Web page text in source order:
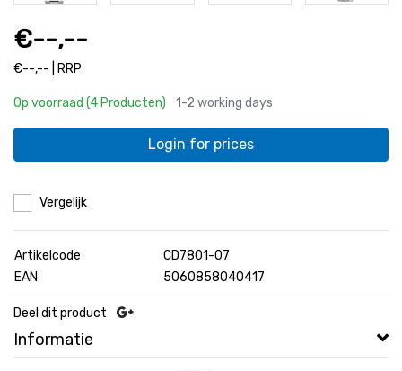
€--,--
€--,-- | RRP
Op voorraad (4 Producten) 1-2 working days
Login for prices
Vergelijk
Artikelcode
CD7801-07
EAN
5060858040417
Deel dit product
Informatie